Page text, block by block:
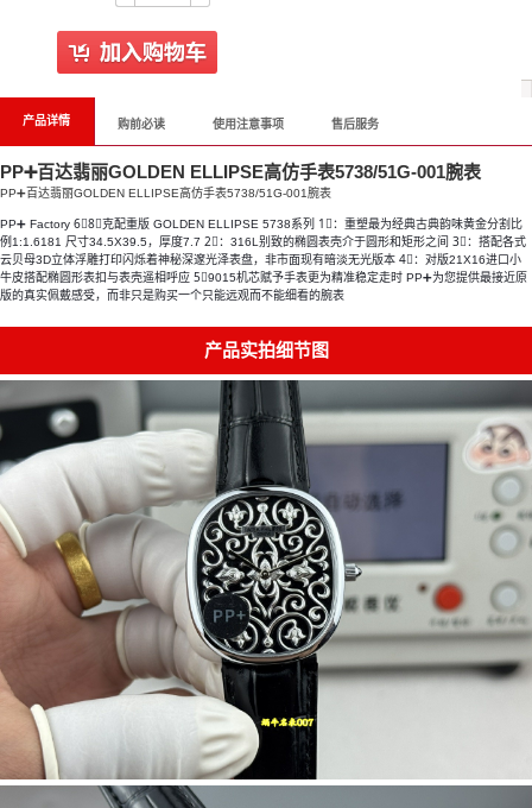
产品详情 购前必读 使用注意事项 售后服务
PP➕百达翡丽GOLDEN ELLIPSE高仿手表5738/51G-001腕表
PP➕百达翡丽GOLDEN ELLIPSE高仿手表5738/51G-001腕表
PP➕ Factory 6⃣️8⃣️克配重版 GOLDEN ELLIPSE 5738系列 1⃣️：重塑最为经典古典韵味黄金分割比
例1:1.6181 尺寸34.5X39.5，厚度7.7 2⃣️：316L别致的椭圆表壳介于圆形和矩形之间 3⃣️：搭配各式
云贝母3D立体浮雕打印闪烁着神秘深邃光泽表盘，非市面现有暗淡无光版本 4⃣️：对版21X16进口小
牛皮搭配椭圆形表扣与表壳遥相呼应 5⃣️9015机芯赋予手表更为精准稳定走时 PP➕为您提供最接近原
版的真实佩戴感受，而非只是购买一个只能远观而不能细看的腕表
产品实拍细节图